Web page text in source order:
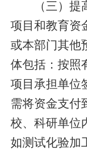
（三）提高
项目和教育资
或本部门其他
体包括：按照
项目承担单位
需将资金支付
校、科研单位
如测试化验加